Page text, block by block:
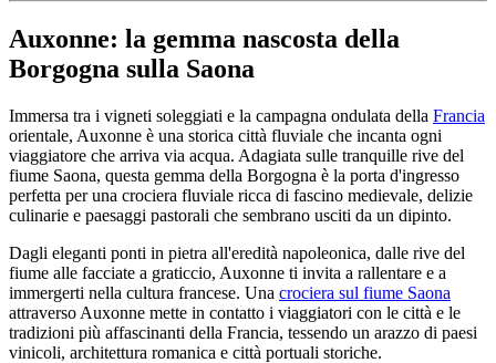
Auxonne: la gemma nascosta della
Borgogna sulla Saona
Immersa tra i vigneti soleggiati e la campagna ondulata della Francia
orientale, Auxonne è una storica città fluviale che incanta ogni
viaggiatore che arriva via acqua. Adagiata sulle tranquille rive del
fiume Saona, questa gemma della Borgogna è la porta d'ingresso
perfetta per una crociera fluviale ricca di fascino medievale, delizie
culinarie e paesaggi pastorali che sembrano usciti da un dipinto.
Dagli eleganti ponti in pietra all'eredità napoleonica, dalle rive del
fiume alle facciate a graticcio, Auxonne ti invita a rallentare e a
immergerti nella cultura francese. Una crociera sul fiume Saona
attraverso Auxonne mette in contatto i viaggiatori con le città e le
tradizioni più affascinanti della Francia, tessendo un arazzo di paesi
vinicoli, architettura romanica e città portuali storiche.